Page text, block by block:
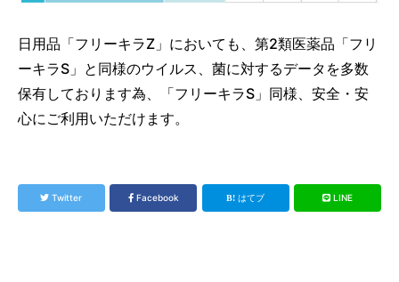
日用品「フリーキラZ」においても、第2類医薬品「フリ
ーキラS」と同様のウイルス、菌に対するデータを多数
保有しております為、「フリーキラS」同様、安全・安
心にご利用いただけます。
Twitter Facebook はてブ LINE